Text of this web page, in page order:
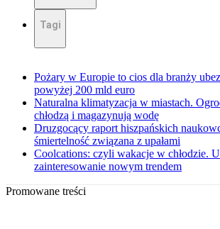
Tagi
Pożary w Europie to cios dla branży
powyżej 200 mld euro
Naturalna klimatyzacja w miastach.
chłodzą i magazynują wodę
Druzgocący raport hiszpańskich
śmiertelność związana z upałami
Coolcations: czyli wakacje w chłodzie.
zainteresowanie nowym trendem
Promowane treści